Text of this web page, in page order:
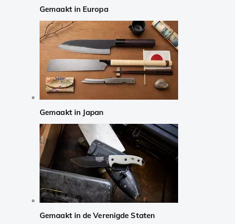
Gemaakt in Europa
Gemaakt in Japan
Gemaakt in de Verenigde Staten